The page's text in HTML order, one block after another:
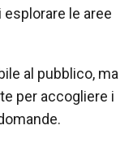
le aree
al pubblico, ma
per accogliere i